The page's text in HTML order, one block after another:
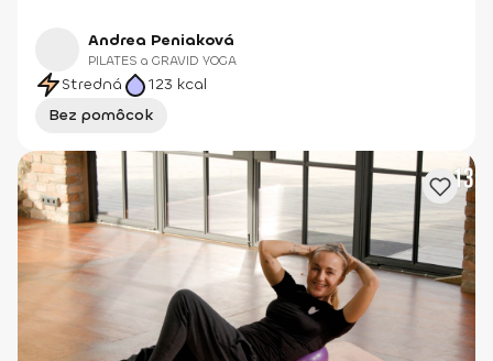
Andrea Peniaková
PILATES a GRAVID YOGA
Stredná 123 kcal
Bez pomôcok